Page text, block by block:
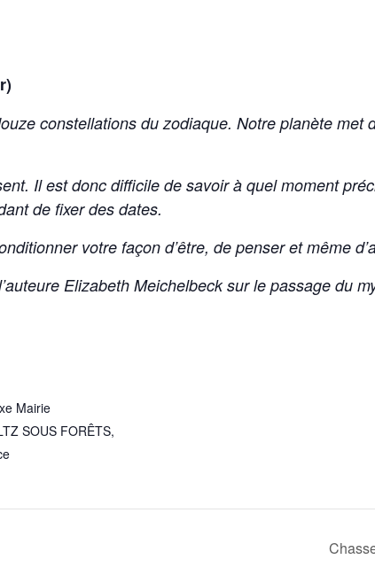
constellations du zodiaque. Notre planète met
Il est donc difficile de savoir à quel moment
de fixer des dates.
votre façon d’être, de penser et même
Elizabeth Meichelbeck sur le passage du
Mairie
SOUS FORÊTS,